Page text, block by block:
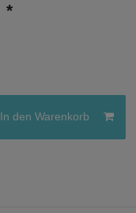
*
In den Warenkorb